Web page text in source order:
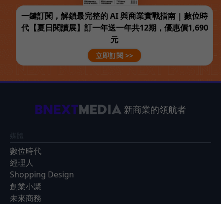
一鍵訂閱，解鎖最完整的 AI 與商業實戰指南 | 數位時
代【夏日閱讀展】訂一年送一年共12期，優惠價1,690
元
立即訂閱 >>
新商業的領航者
媒體
數位時代
經理人
Shopping Design
創業小聚
未來商務